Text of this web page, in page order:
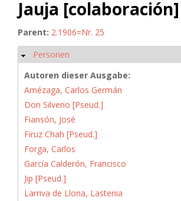
Jauja [colaboración]
Parent: 2.1906=Nr. 25
Hide
Personen
Autoren dieser Ausgabe:
Amézaga, Carlos Germán
Don Silverio [Pseud.]
Fiansón, José
Firuz Chah [Pseud.]
Forga, Carlos
García Calderón, Francisco
Jip [Pseud.]
Larriva de Llona, Lastenia